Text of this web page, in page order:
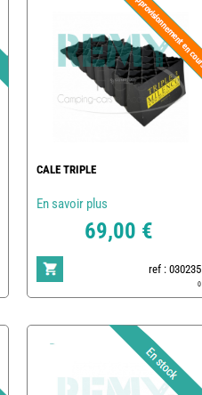
CALE TRIPLE
En savoir plus
69,00 €
ref : 030235
0